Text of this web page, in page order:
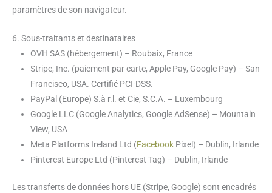
paramètres de son navigateur.
6. Sous-traitants et destinataires
OVH SAS (hébergement) – Roubaix, France
Stripe, Inc. (paiement par carte, Apple Pay, Google Pay) – San
Francisco, USA. Certifié PCI-DSS.
PayPal (Europe) S.à r.l. et Cie, S.C.A. – Luxembourg
Google LLC (Google Analytics, Google AdSense) – Mountain
View, USA
Meta Platforms Ireland Ltd (Facebook Pixel) – Dublin, Irlande
Pinterest Europe Ltd (Pinterest Tag) – Dublin, Irlande
Les transferts de données hors UE (Stripe, Google) sont encadrés